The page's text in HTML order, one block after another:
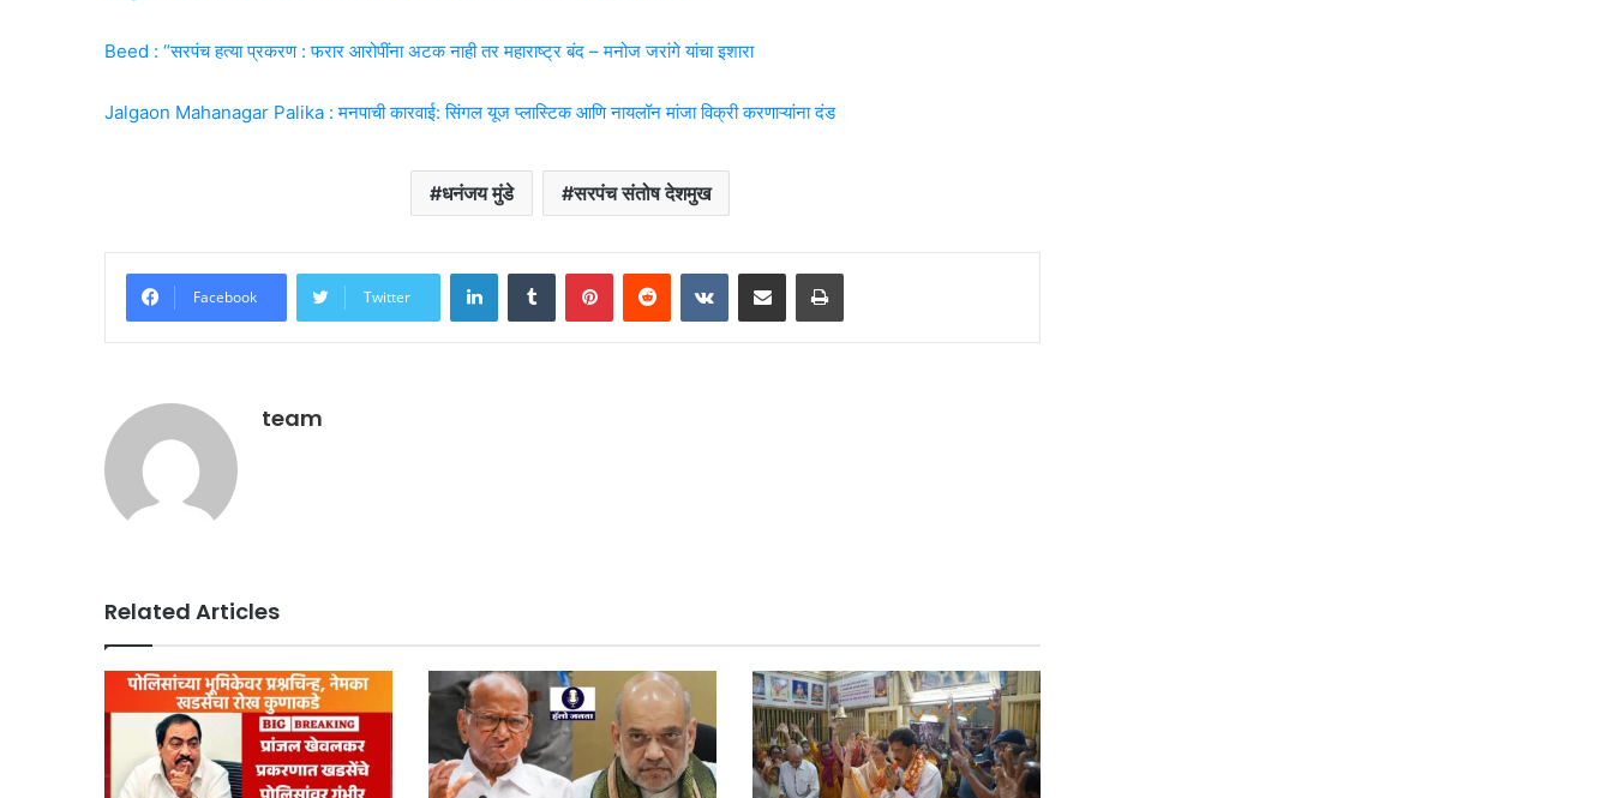
Beed : “सरपंच हत्या प्रकरण : फरार आरोपींना अटक नाही तर महाराष्ट्र बंद – मनोज जरांगे यांचा इशारा
Jalgaon Mahanagar Palika : मनपाची कारवाई: सिंगल यूज प्लास्टिक आणि नायलॉन मांजा विक्री करणाऱ्यांना दंड
धनंजय मुंडे सरपंच संतोष देशमुख
Facebook Twitter
LinkedInTumblr PinterestReddit VKontakteShare via Email Print
team
Related Articles